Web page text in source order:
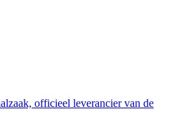
officieel leverancier van de